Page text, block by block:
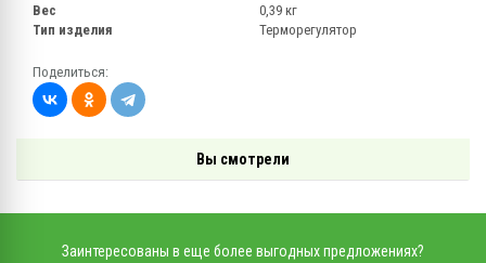
Вес
0,39 кг
Тип изделия
Терморегулятор
Поделиться:
Вы смотрели
Заинтересованы в еще более выгодных предложениях?